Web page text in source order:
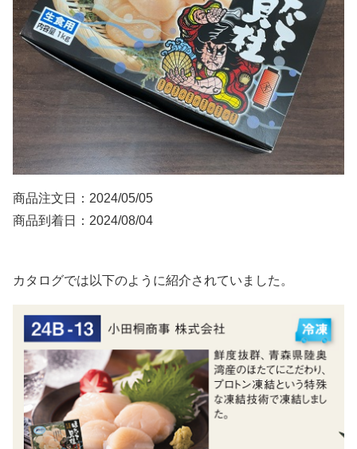
商品注文日：2024/05/05
商品到着日：2024/08/04
カタログでは以下のように紹介されていました。